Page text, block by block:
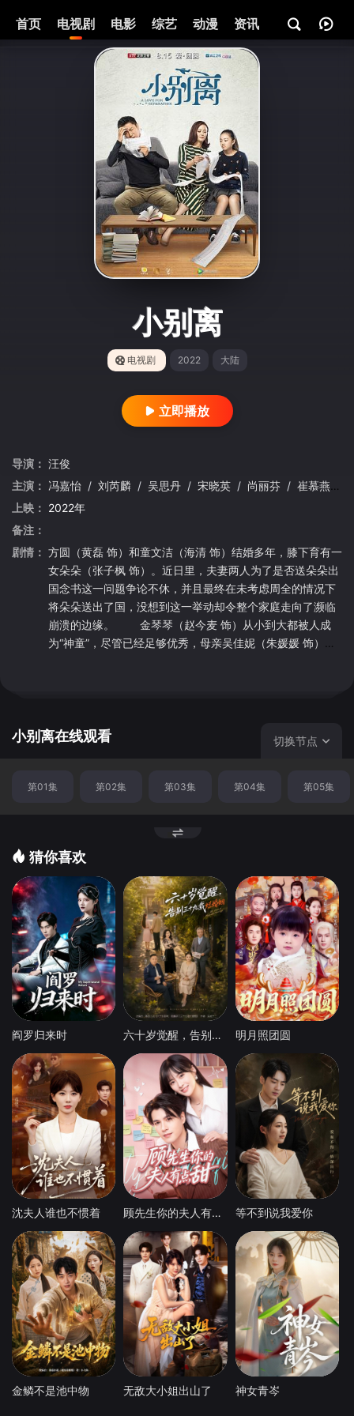
首页 电视剧 电影 综艺 动漫 资讯
小别离
电视剧 2022 大陆
立即播放
导演： 汪俊
主演： 冯嘉怡 / 刘芮麟 / 吴思丹 / 宋晓英 / 尚丽芬 / 崔慕燕
上映： 2022年
备注：
剧情： 方圆（黄磊 饰）和童文洁（海清 饰）结婚多年，膝下育有一
女朵朵（张子枫 饰）。近日里，夫妻两人为了是否送朵朵出
国念书这一问题争论不休，并且最终在未考虑周全的情况下
将朵朵送出了国，没想到这一举动却令整个家庭走向了濒临
崩溃的边缘。 金琴琴（赵今麦 饰）从小到大都被人成
为“神童”，尽管已经足够优秀，母亲吴佳妮（朱媛媛 饰）却
里惹是生非的儿子找一个出路，张亮忠将张小宇送出了国，
小别离在线观看 切换节点
第01集 第02集 第03集 第04集 第05集
猜你喜欢
阎罗归来时 六十岁觉醒，告别三十九载烂婚姻 明月照团圆
沈夫人谁也不惯着 顾先生你的夫人有点甜 等不到说我爱你
金鳞不是池中物 无敌大小姐出山了 神女青岑